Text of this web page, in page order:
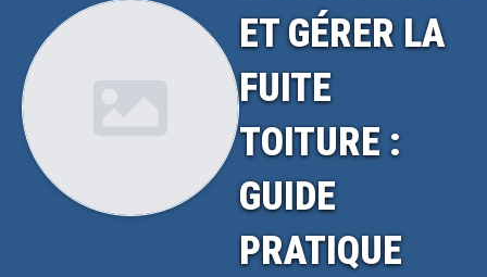
ET GÉRER LA
FUITE
TOITURE :
GUIDE
PRATIQUE